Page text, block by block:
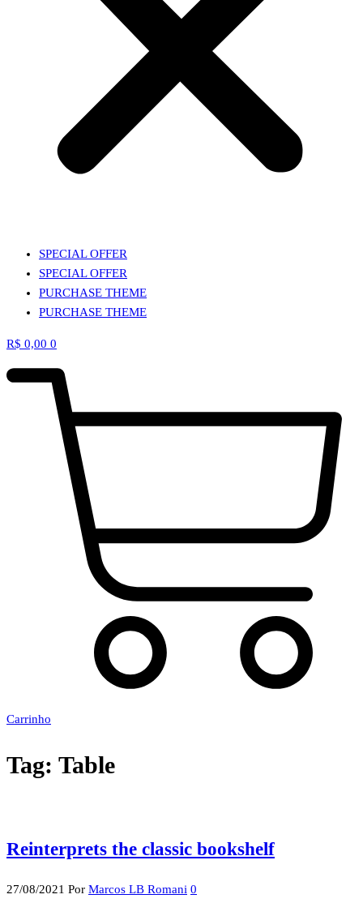
SPECIAL OFFER
SPECIAL OFFER
PURCHASE THEME
PURCHASE THEME
R$ 0,00 0
Carrinho
Tag: Table
Reinterprets the classic bookshelf
27/08/2021 Por Marcos LB Romani 0